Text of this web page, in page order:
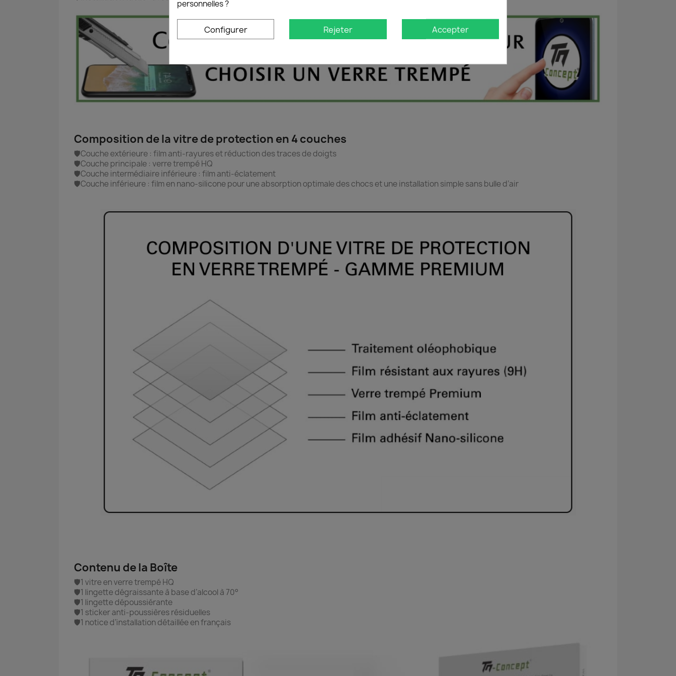
Composition de la vitre de protection en 4 couches
🛡️Couche extérieure : film anti-rayures et réduction des traces de doigts
🛡️Couche principale : verre trempé HQ
🛡️Couche intermédiaire inférieure : film anti-éclatement
🛡️Couche inférieure : film en nano-silicone pour une absorption optimale des chocs et une installation simple sans bulle d’air
Contenu de la Boîte
🛡️1 vitre en verre trempé HQ
🛡️1 lingette dégraissante à base d’alcool à 70°
🛡️1 lingette dépoussiérante
🛡️1 sticker anti-poussières résiduelles
🛡️1 notice d’installation détaillée en français
personnelles ?
Configurer Rejeter Accepter